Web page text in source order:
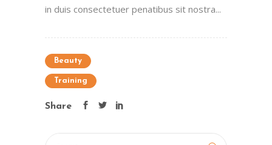
in duis consectetuer penatibus sit nostra...
Beauty
Training
Share